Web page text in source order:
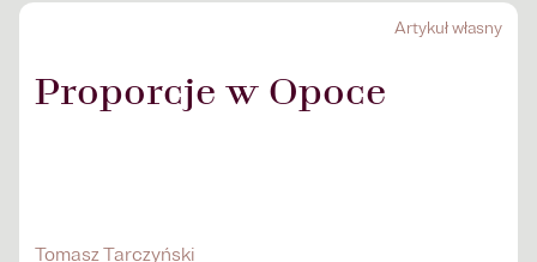
Artykuł własny
Proporcje w Opoce
Tomasz Tarczyński